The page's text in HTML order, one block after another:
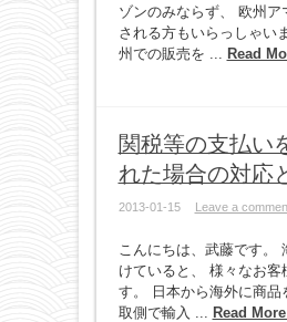
ゾンのみならず、 欧州ア
される方もいらっしゃい
州での販売を ... Read
関税等の支払い
れた場合の対応
2013-01-15 Leave a
こんにちは、武藤です。
けていると、 様々なお客
す。 日本から海外に商品
取側で輸入 ... Read